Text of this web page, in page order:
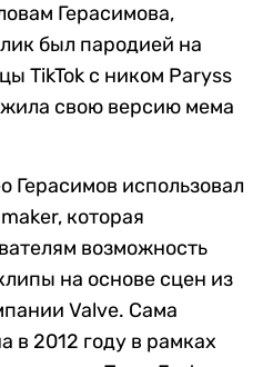
Герасимова,
был пародией на
TikTok с ником Paryss
свою версию мема
Герасимов использовал
которая
возможность
на основе сцен из
Valve. Сама
в 2012 году в рамках